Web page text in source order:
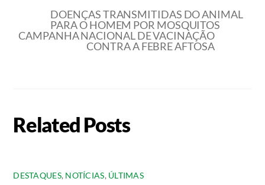
DOENÇAS TRANSMITIDAS DO ANIMAL
PARA O HOMEM POR MOSQUITOS
CAMPANHA NACIONAL DE VACINAÇÃO
CONTRA A FEBRE AFTOSA
Related Posts
DESTAQUES, NOTÍCIAS, ÚLTIMAS